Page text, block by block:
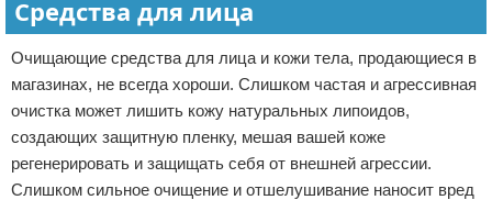
Средства для лица
Очищающие средства для лица и кожи тела, продающиеся в
магазинах, не всегда хороши. Слишком частая и агрессивная
очистка может лишить кожу натуральных липоидов,
создающих защитную пленку, мешая вашей коже
регенерировать и защищать себя от внешней агрессии.
Слишком сильное очищение и отшелушивание наносит вред